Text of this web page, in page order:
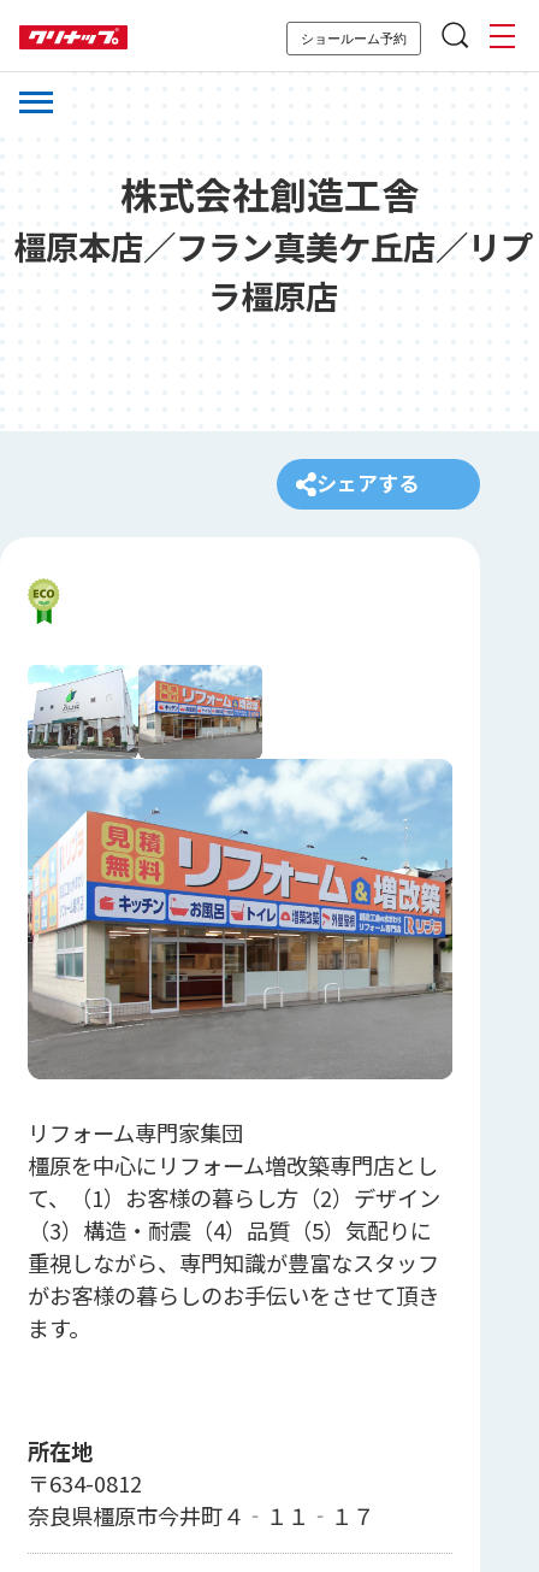
ショールーム予約
株式会社創造工舎
橿原本店／フラン真美ケ丘店／リプ
ラ橿原店
シェアする
リフォーム専門家集団
橿原を中心にリフォーム増改築専門店とし
て、（1）お客様の暮らし方（2）デザイン
（3）構造・耐震（4）品質（5）気配りに
重視しながら、専門知識が豊富なスタッフ
がお客様の暮らしのお手伝いをさせて頂き
ます。
所在地
〒634-0812
奈良県橿原市今井町４‐１１‐１７